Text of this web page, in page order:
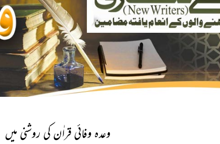
وعدہ وفائی قراٰن کی روشنی میں